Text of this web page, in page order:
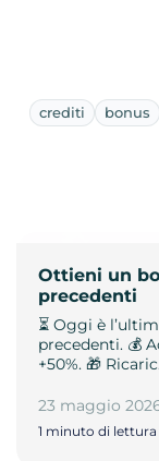
crediti bonus
Ottieni un
precedenti
⏳ Oggi è
precedenti. 💰
+50%. 🎁
23 maggio
1 minuto di lettura